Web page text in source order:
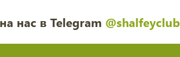
нас в Telegram @shalfeyclub